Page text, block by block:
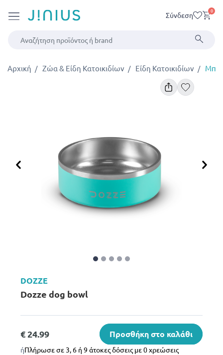
Σύνδεση 0
Αρχική Ζώα & Είδη Κατοικιδίων Είδη Κατοικιδίων
Προηγούμενο
DOZZE
Dozze dog bowl
€ 24.99 Προσθήκη στο καλάθι
ήΠλήρωσε σε 3, 6 ή 9 άτοκες δόσεις με 0 χρεώσεις